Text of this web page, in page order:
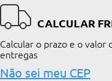
CALCULAR
Calcular o prazo e o valor
entregas
Não sei meu CEP